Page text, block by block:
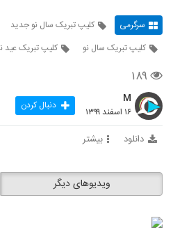
سرگرمی کلیپ تبریک سال نو جدید
کلیپ تبریک سال نو
کلیپ تبریک عید
۱۸۹
M
۱۶ اسفند ۱۳۹۹ دنبال کردن
دانلود بیشتر
ویدیوهای دیگر